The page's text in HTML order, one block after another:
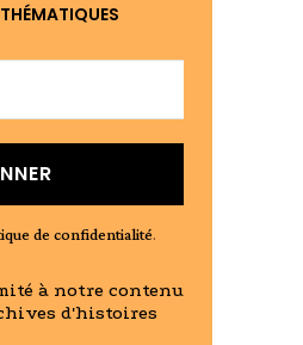
de confidentialité.
à notre contenu
d'histoires